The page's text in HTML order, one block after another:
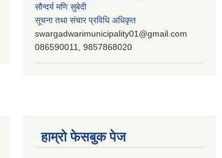
सौन्दर्य मणि सुबेदी
सूचना तथा संचार प्रविधि अधिकृत
swargadwarimunicipality01@gmail.com
086590011, 9857868020
हाम्रो फेसबुक पेज